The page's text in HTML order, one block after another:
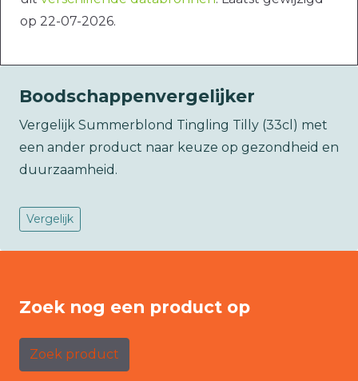
op 22-07-2026.
Boodschappenvergelijker
Vergelijk Summerblond Tingling Tilly (33cl) met
een ander product naar keuze op gezondheid en
duurzaamheid.
Vergelijk
Zoek nog een product op
Zoek product